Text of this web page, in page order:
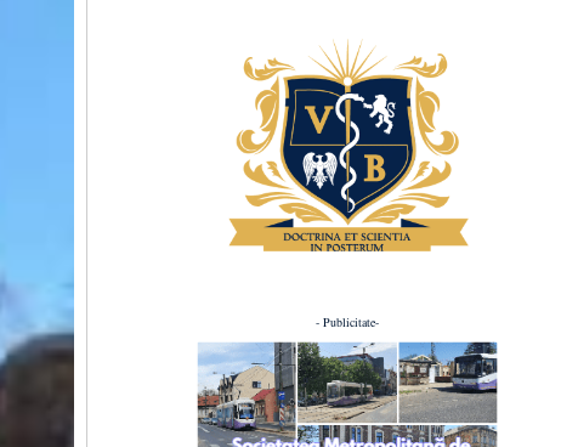
- Publicitate-